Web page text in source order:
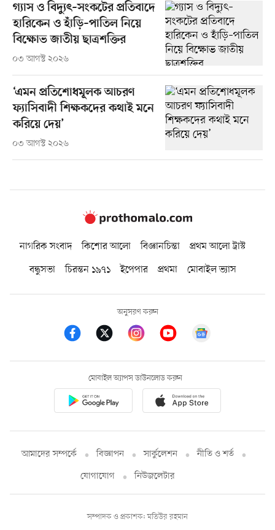
গ্যাস ও বিদ্যুৎ–সংকটের প্রতিবাদে
হারিকেন ও হাঁড়ি–পাতিল নিয়ে
বিক্ষোভ জাতীয় ছাত্রশক্তির
০৩ আগস্ট ২০২৬
‘এমন প্রতিশোধমূলক আচরণ
ফ্যাসিবাদী শিক্ষকদের কথাই মনে
করিয়ে দেয়’
০৩ আগস্ট ২০২৬
নাগরিক সংবাদ কিশোর আলো বিজ্ঞানচিন্তা
প্রথম আলো ট্রাস্ট
বন্ধুসভা
চিরন্তন ১৯৭১ ইপেপার প্রথমা মোবাইল ভ্যাস
অনুসরণ করুন
মোবাইল অ্যাপস ডাউনলোড করুন
আমাদের সম্পর্কে বিজ্ঞাপন সার্কুলেশন
নীতি ও শর্ত
যোগাযোগ
নিউজলেটার
সম্পাদক ও প্রকাশক: মতিউর রহমান